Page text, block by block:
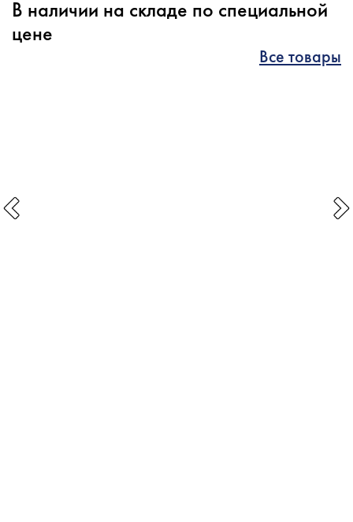
В наличии на складе по специальной
цене
Все товары